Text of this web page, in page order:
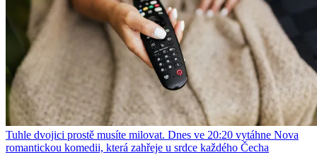
Tuhle dvojici prostě musíte milovat. Dnes ve 20:20 vytáhne Nova
romantickou komedii, která zahřeje u srdce každého Čecha